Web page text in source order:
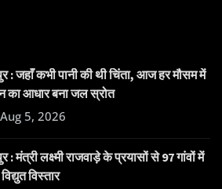
: जहाँ कभी पानी की थी चिंता, आज हर मौसम में
का आधार बना जल स्रोत
Aug 5, 2026
: मंत्री लक्ष्मी राजवाड़े के प्रयासों से 97 गांवों में
विस्तार